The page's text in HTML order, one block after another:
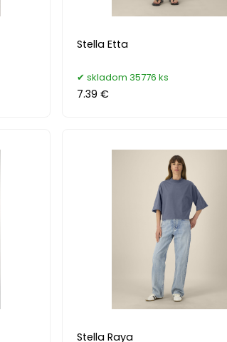
Stella Etta
skladom 35776 ks
7.39 €
Stella Raya